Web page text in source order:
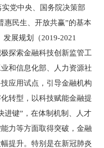
党中央、国务院决策部
惠民生、开放共赢”的基本
发展规划（2019-2021
探索金融科技创新监管工
和信息化部、人力资源社
应用试点，引导金融机构
转型，以科技赋能金融提
进键”，在体制机制、人才
力等方面取得突破，金融
提升。特别是在新冠肺炎